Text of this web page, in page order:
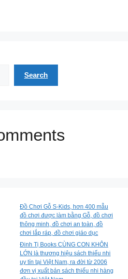
Search
Đồ Chơi Gỗ S-Kids, hơn 400 mẫu
đồ chơi được làm bằng Gỗ, đồ chơi
thông minh, đồ chơi an toàn, đồ
chơi lắp ráp, đồ chơi giáo dục
Đinh Tị Books CÙNG CON KHÔN
LỚN là thương hiệu sách thiếu nhi
uy tín tại Việt Nam, ra đời từ 2006
đơn vị xuất bản sách thiếu nhi hàng